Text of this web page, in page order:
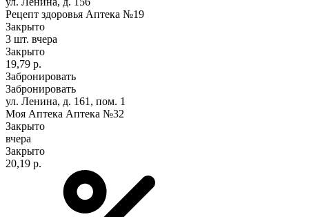
Рецепт здоровья Аптека №19
Закрыто
3 шт. вчера
Закрыто
19,79 р.
Забронировать
Забронировать
ул. Ленина, д. 161, пом. 1
Моя Аптека Аптека №32
Закрыто
вчера
Закрыто
20,19 р.